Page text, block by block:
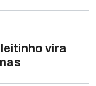
vira